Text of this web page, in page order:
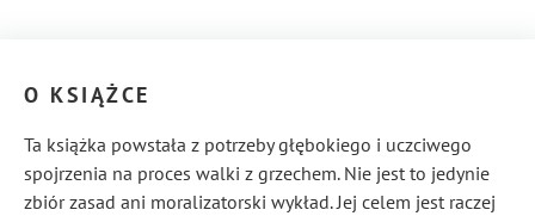
O KSIĄŻCE
Ta książka powstała z potrzeby głębokiego i uczciwego
spojrzenia na proces walki z grzechem. Nie jest to jedynie
zbiór zasad ani moralizatorski wykład. Jej celem jest raczej